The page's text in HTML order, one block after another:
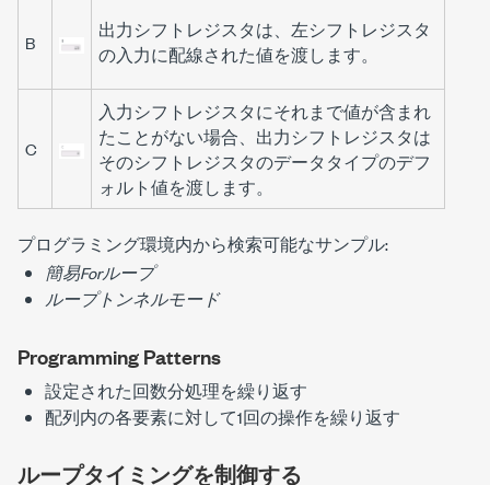
B
出力シフトレジスタは、左シフトレジスタ
の入力に配線された値を渡します。
C
入力シフトレジスタにそれまで値が含まれ
たことがない場合、出力シフトレジスタは
そのシフトレジスタのデータタイプのデフ
ォルト値を渡します。
プログラミング環境内から検索可能なサンプル:
簡易Forループ
ループトンネルモード
Programming Patterns
設定された回数分処理を繰り返す
配列内の各要素に対して1回の操作を繰り返す
ループタイミングを制御する